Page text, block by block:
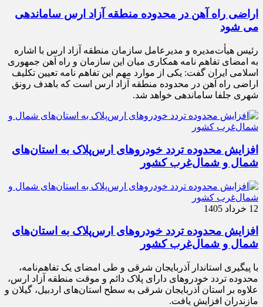
اراضی راه آهن در محدوده منطقه آزاد ارس ساماندهی
می شود
رئیس هیأت‌مدیره و مدیرعامل سازمان منطقه آزاد ارس با اشاره
به امضای تفاهم نامه همکاری میان این سازمان و راه آهن جمهوری
اسلامی ایران گفت: یکی از موارد مهم این تفاهم نامه تعیین تکلیف
اراضی راه آهن در محدوده منطقه آزاد ارس است که باهدف رونق
شهری جلفا ساماندهی خواهد شد.
افزایش محدوده تردد خودروهای ارس‌پلاک به استان‌های
شمال و شمال‌غرب کشور
12 خرداد 1405
افزایش محدوده تردد خودروهای ارس‌پلاک به استان‌های
شمال و شمال‌غرب کشور
با پیگیری استاندار آذربایجان شرقی و طی امضای یک تفاهم‌نامه،
محدوده تردد خودروهای دارای پلاک دائم و موقت منطقه آزاد ارس،
علاوه بر استان آذربایجان شرقی به سطح استان‌های اردبیل، گیلان و
مازندران افزایش یافت.